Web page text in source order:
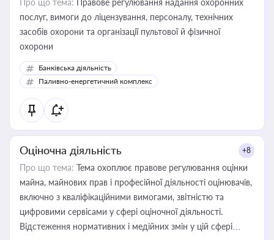
Про що тема: Правове регулювання надання охоронних
послуг, вимоги до ліцензування, персоналу, технічних
засобів охорони та організації пультової й фізичної
охорони
Банківська діяльність
Паливно-енергетичний комплекс
Оціночна діяльність +8
Про що тема: Тема охоплює правове регулювання оцінки
майна, майнових прав і професійної діяльності оцінювачів,
включно з кваліфікаційними вимогами, звітністю та
цифровими сервісами у сфері оціночної діяльності.
Відстеження нормативних і медійних змін у цій сфері